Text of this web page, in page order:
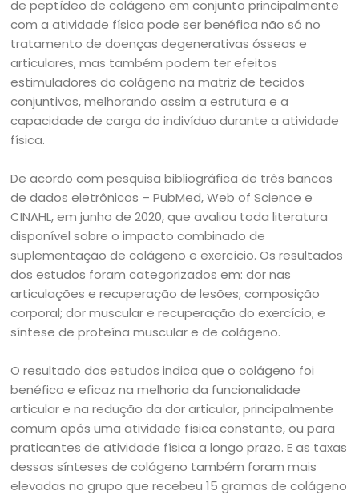
de peptídeo de colágeno em conjunto principalmente
com a atividade física pode ser benéfica não só no
tratamento de doenças degenerativas ósseas e
articulares, mas também podem ter efeitos
estimuladores do colágeno na matriz de tecidos
conjuntivos, melhorando assim a estrutura e a
capacidade de carga do indivíduo durante a atividade
física.
De acordo com pesquisa bibliográfica de três bancos
de dados eletrônicos – PubMed, Web of Science e
CINAHL, em junho de 2020, que avaliou toda literatura
disponível sobre o impacto combinado de
suplementação de colágeno e exercício. Os resultados
dos estudos foram categorizados em: dor nas
articulações e recuperação de lesões; composição
corporal; dor muscular e recuperação do exercício; e
síntese de proteína muscular e de colágeno.
O resultado dos estudos indica que o colágeno foi
benéfico e eficaz na melhoria da funcionalidade
articular e na redução da dor articular, principalmente
comum após uma atividade física constante, ou para
praticantes de atividade física a longo prazo. E as taxas
dessas sínteses de colágeno também foram mais
elevadas no grupo que recebeu 15 gramas de colágeno